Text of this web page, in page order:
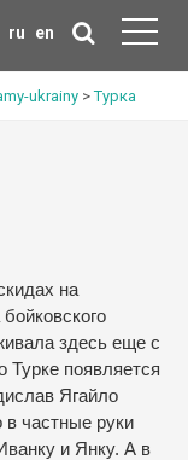
ru en
ukrainy >Турка
на
здесь еще с
Турке появляется
Ягайло
в частные руки
и Янку. А в